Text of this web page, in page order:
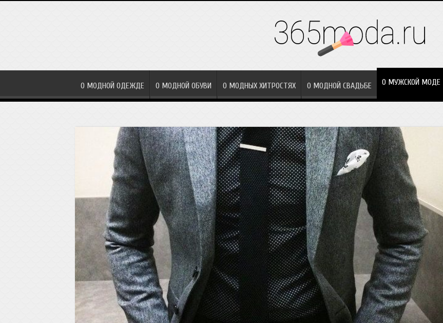
О МОДНОЙ ОДЕЖДЕ О МОДНОЙ ОБУВИ О МОДНЫХ ХИТРОСТЯХ О МОДНОЙ СВАДЬБЕ О МУЖСКОЙ МОДЕ